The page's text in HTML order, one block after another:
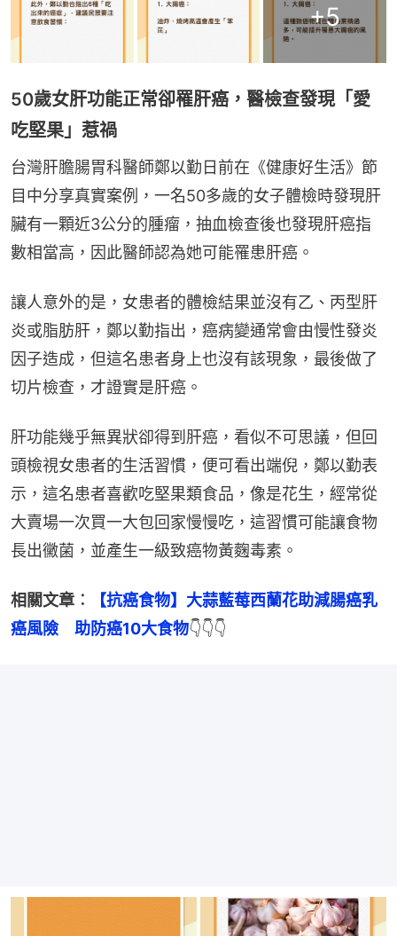
+5
50歲女肝功能正常卻罹肝癌，醫檢查發現「愛
吃堅果」惹禍
台灣肝膽腸胃科醫師鄭以勤日前在《健康好生活》節
目中分享真實案例，一名50多歲的女子體檢時發現肝
臟有一顆近3公分的腫瘤，抽血檢查後也發現肝癌指
數相當高，因此醫師認為她可能罹患肝癌。
讓人意外的是，女患者的體檢結果並沒有乙、丙型肝
炎或脂肪肝，鄭以勤指出，癌病變通常會由慢性發炎
因子造成，但這名患者身上也沒有該現象，最後做了
切片檢查，才證實是肝癌。
肝功能幾乎無異狀卻得到肝癌，看似不可思議，但回
頭檢視女患者的生活習慣，便可看出端倪，鄭以勤表
示，這名患者喜歡吃堅果類食品，像是花生，經常從
大賣場一次買一大包回家慢慢吃，這習慣可能讓食物
長出黴菌，並產生一級致癌物黃麴毒素。
相關文章︰
【抗癌食物】大蒜藍莓西蘭花助減腸癌乳
癌風險　助防癌10大食物👇👇👇